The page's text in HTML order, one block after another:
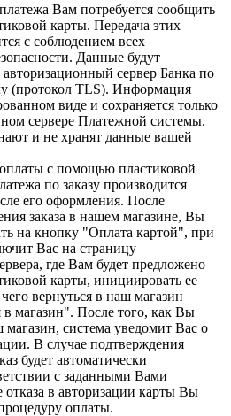
Вам потребуется сообщить
карты. Передача этих
с соблюдением всех
Данные будут
сервер Банка по
(протокол TLS). Информация
виде и сохраняется только
сервере Платежной системы.
и не хранят данные вашей
с помощью пластиковой
по заказу производится
его оформления. После
заказа в нашем магазине, Вы
на кнопку "Оплата картой", при
Вас на страницу
где Вам будет предложено
карты, инициировать ее
вернуться в наш магазин
магазин". После того, как Вы
магазин, система уведомит Вас о
В случае подтверждения
будет автоматически
с заданными Вами
отказа в авторизации карты Вы
оплаты.